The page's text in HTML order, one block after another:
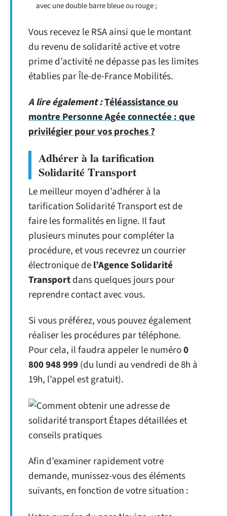
avec une double barre bleue ou rouge ;
Vous recevez le RSA ainsi que le montant
du revenu de solidarité active et votre
prime d’activité ne dépasse pas les limites
établies par Île-de-France Mobilités.
A lire également :Téléassistance ou
montre Personne Agée connectée : que
privilégier pour vos proches ?
Adhérer à la tarification
Solidarité Transport
Le meilleur moyen d’adhérer à la
tarification Solidarité Transport est de
faire les formalités en ligne. Il faut
plusieurs minutes pour compléter la
procédure, et vous recevrez un courrier
électronique del’Agence Solidarité
Transportdans quelques jours pour
reprendre contact avec vous.
Si vous préférez, vous pouvez également
réaliser les procédures par téléphone.
Pour cela, il faudra appeler le numéro0
800 948 999(du lundi au vendredi de 8h à
19h, l’appel est gratuit).
Afin d’examiner rapidement votre
demande, munissez-vous des éléments
suivants, en fonction de votre situation :